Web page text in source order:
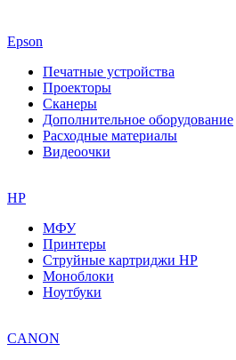
Epson
Печатные устройства
Проекторы
Сканеры
Дополнительное оборудование
Расходные материалы
Видеоочки
HP
МФУ
Принтеры
Струйные картриджи HP
Моноблоки
Ноутбуки
CANON